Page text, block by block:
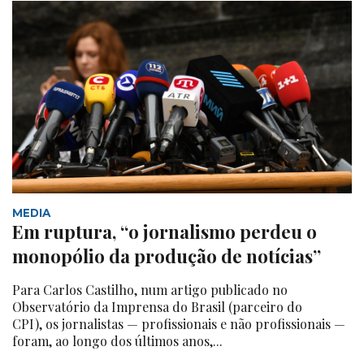
MEDIA
Em ruptura, “o jornalismo perdeu o
monopólio da produção de notícias”
Para Carlos Castilho, num artigo publicado no
Observatório da Imprensa do Brasil (parceiro do
CPI), os jornalistas — profissionais e não profissionais —
foram, ao longo dos últimos anos,...